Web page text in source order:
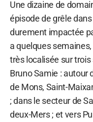
Une dizaine de
épisode de grêle
durement impactée
a quelques
très localisée sur
Bruno Samie : autour
de Mons, Saint-
; dans le secteur de
deux-Mers ; et vers